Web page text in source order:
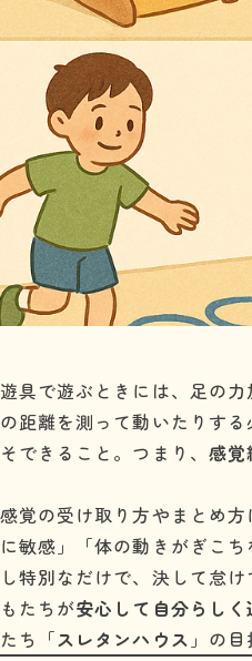
具で遊ぶときには、足の
距離を測って動いたりす
できること。つまり、 感覚
覚の受け取り方やまとめ方
に敏感」「体の動きがぎこ
特別なだけで、決して怠
たちが安心して自分らし
ち「スレタンハウス 」の